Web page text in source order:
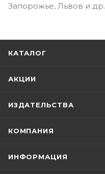
Запорожье, Львов и др.
КАТАЛОГ
АКЦИИ
ИЗДАТЕЛЬСТВА
КОМПАНИЯ
ИНФОРМАЦИЯ